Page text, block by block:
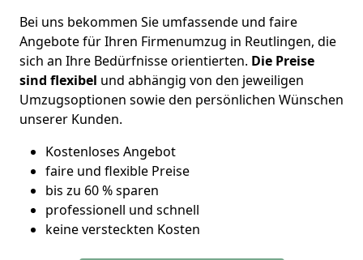
Bei uns bekommen Sie umfassende und faire
Angebote für Ihren Firmenumzug in Reutlingen, die
sich an Ihre Bedürfnisse orientierten. Die Preise
sind flexibel und abhängig von den jeweiligen
Umzugsoptionen sowie den persönlichen Wünschen
unserer Kunden.
Kostenloses Angebot
faire und flexible Preise
bis zu 60 % sparen
professionell und schnell
keine versteckten Kosten